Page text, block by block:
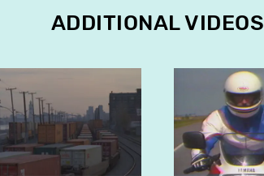
ADDITIONAL VIDEOS